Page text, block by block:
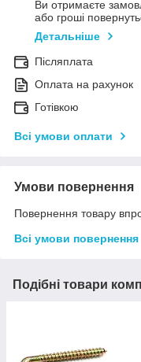
Ви отримаєте
або гроші
Детальніше
Післяплата
Оплата на рахунок
Готівкою
Всі умови оплати
Умови повернення
Повернення товару
Всі умови повернення
Подібні товари